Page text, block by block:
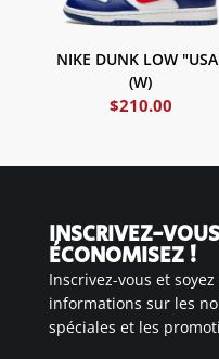
NIKE DUNK LOW
(W)
$210.00
INSCRIVEZ-
ÉCONOMISEZ !
Inscrivez-vous et
informations sur les
spéciales et les